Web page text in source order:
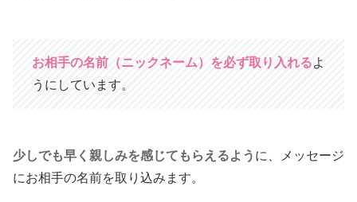
お相手の名前（ニックネーム）を必ず取り入れるよ
うにしています。
少しでも早く親しみを感じてもらえるよう に、メッセージ
にお相手の名前を取り込みます。